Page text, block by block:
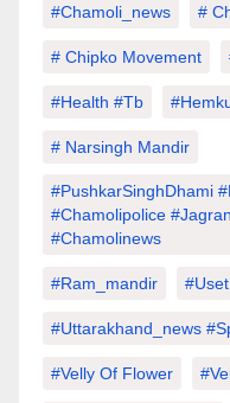
#chamoli_news #
# Chipko Movement
#Health #tb
# Narsingh Mandir
#PushkarSinghDhami
#chamolipolice
#chamolinews
#Ram_mandir #uset
#Uttarakhand_news
#velly Of Flower